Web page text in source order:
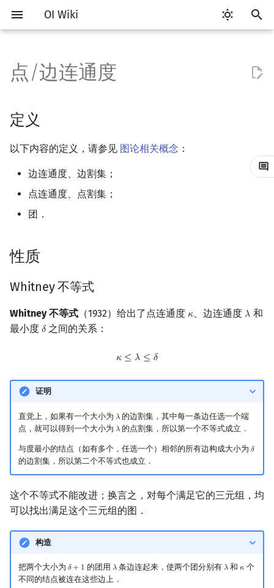
OI Wiki
以
始
搜
Getting Started
关于本项目
如何参与
OI Wiki 不是什么
格式手册
F.A.Q.
镜像站列表
致谢
比赛相关简介
赛事
题型
学习路线
学习资源
常见错误
出题
工具软件简介
代码编辑工具
VS Code
Xcode
GUIDE
Sublime Text
CP Editor
Code::Blocks
评测工具 Cena
命令行
命令行编译与调试
WSL (Windows 10)
Special Judge
Testlib
Generator
OJ 工具
LaTeX 入门
Git
语言基础简介
C++ 基础
变量
C++ 标准库 STL 算法
C++ 进阶
值类别
C++ 与其他常用语言的区别
Python 速成
Java 速成
Java 进阶
算法基础简介
复杂度
枚举
模拟
递归 & 分治
排序
冒泡排序
希尔排序
锦标赛排序
Tim 排序
排序相关 STL
排序应用
前缀和 & 差分
二分
构造
搜索部分简介
DFS（搜索）
BFS（搜索）
双向搜索
启发式搜索
迭代加深搜索
IDA*
回溯法
Alpha–Beta 剪枝
优化
动态规划部分简介
动态规划基础
记忆化搜索
背包 DP
区间 DP
树形 DP
状压 DP
数位 DP
计数 DP
动态 DP
概率 DP
DP 套 DP
DP 优化
斜率优化
其它 DP 方法
字符串部分简介
字符串基础
标准库
字符串匹配
字符串哈希
前缀函数与 KMP 算法
Boyer–Moore 算法
Z 函数（扩展 KMP）
后缀数组 (SA)
后缀自动机 (SAM)
后缀平衡树
广义后缀自动机
后缀树
Manacher
回文树
数学部分简介
布尔代数
数字系统 平衡三进制
位操作
二进制集合操作
快速幂
置换和排列
弧度制与坐标系
数论
素数
线性同余方程
中国剩余定理
升幂引理
阶乘取模
卢卡斯定理
同余方程
二次剩余
多项式与生成函数
快速傅里叶变换
多项式平移|连续点值平移
符号化方法
Lagrange 反演
形式幂级数复合|复合逆
普通生成函数
指数生成函数
组合数学
容斥原理
Eulerian Number
分拆数
范德蒙德卷积
Pólya 计数
图论计数
线性代数
内积和外积
对角化
Jordan标准型
线性规划
抽象代数
环论
概率论
随机变量
零和游戏
高斯消元
数据结构部分简介
栈
队列
链表
哈希表
堆
配对堆
块状数据结构
块状链表
单调栈
ST 表
树状数组
线段树
李超线段树
划分树
二叉搜索树 & 平衡树
Splay 树
AA 树
跳表
可持久化数据结构
可持久化块状数组
线段树套平衡树
树状数组套权值线段树
Euler Tour Tree
树基础
树的直径
树的中心
树的重心
最近公共祖先
树上启发式合并
虚树
树分治
AHU 算法
树哈希
树上随机游走
最短路
差分约束
k 短路
同余最短路
最小生成树
最小树形图
最小直径生成树
定义
性质
Whitney 不等式
Menger 定理
计算
全局最小割
点连通度
延伸阅读
网络流简介
最大流
最小割
费用流
上下界网络流
图匹配
二分图最大匹配
二分图最大权匹配
一般图最大匹配
一般图最大权匹配
计算几何部分简介
二维计算几何基础
三维计算几何基础
距离
Pick 定理
凸包
扫描线
旋转卡壳
平面最近点对
随机增量法
反演变换
计算几何杂项
杂项简介
离散化
双指针
离线算法
整体二分
分数规划
爬山算法
悬线法
有限状态自动机
计算理论基础
约瑟夫问题
表达式求值
在一台机器上规划任务
主元素问题
Garsia–Wachs 算法
15-puzzle
Kahan 求和
RMQ
并查集应用
括号序列
线段树与离线询问
点/边连通度
定义
以下内容的定义，请参见 图论相关概念 ：
边连通度、边割集；
点连通度、点割集；
团．
性质
Whitney 不等式
Whitney 不等式 （1932）给出了点连通度 𝜅
κ、边连通度 𝜆
λ 和
最小度 𝛿
δ 之间的关系：
𝜅 ≤ 𝜆 ≤ 𝛿
κ≤ λ ≤δ
证明
直觉上，如果有一个大小为 𝜆
λ的边割集，其中每一条边任选一个端
点，就可以得到一个大小为 𝜆
λ的点割集，所以第一个不等式成立．
与度最小的结点（如有多个，任选一个）相邻的所有边构成大小为 𝛿
δ
的边割集，所以第二个不等式也成立．
这个不等式不能改进；换言之，对每个满足它的三元组，均
可以找出满足这个三元组的图．
构造
把两个大小为 𝛿 + 1
δ +1 的团用 𝜆
λ条边连起来，使两个团分别有 𝜆
λ 和𝜅
κ 个
不同的结点被连在这些边上．